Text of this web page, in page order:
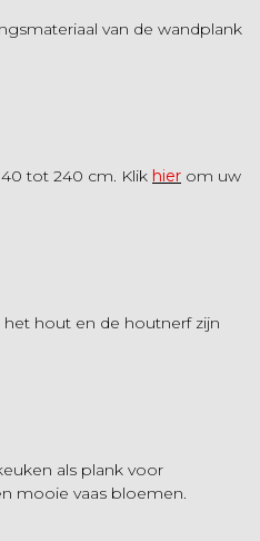
van de wandplank
tot 240 cm. Klik hier om uw
hout en de houtnerf zijn
als plank voor
mooie vaas bloemen.